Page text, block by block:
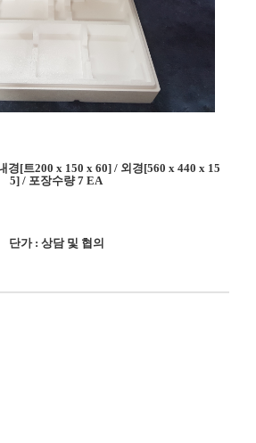
경[트200 x 150 x 60] / 외경[560 x 440 x 15
5] / 포장수량 7 EA
단가 : 상담 및 협의